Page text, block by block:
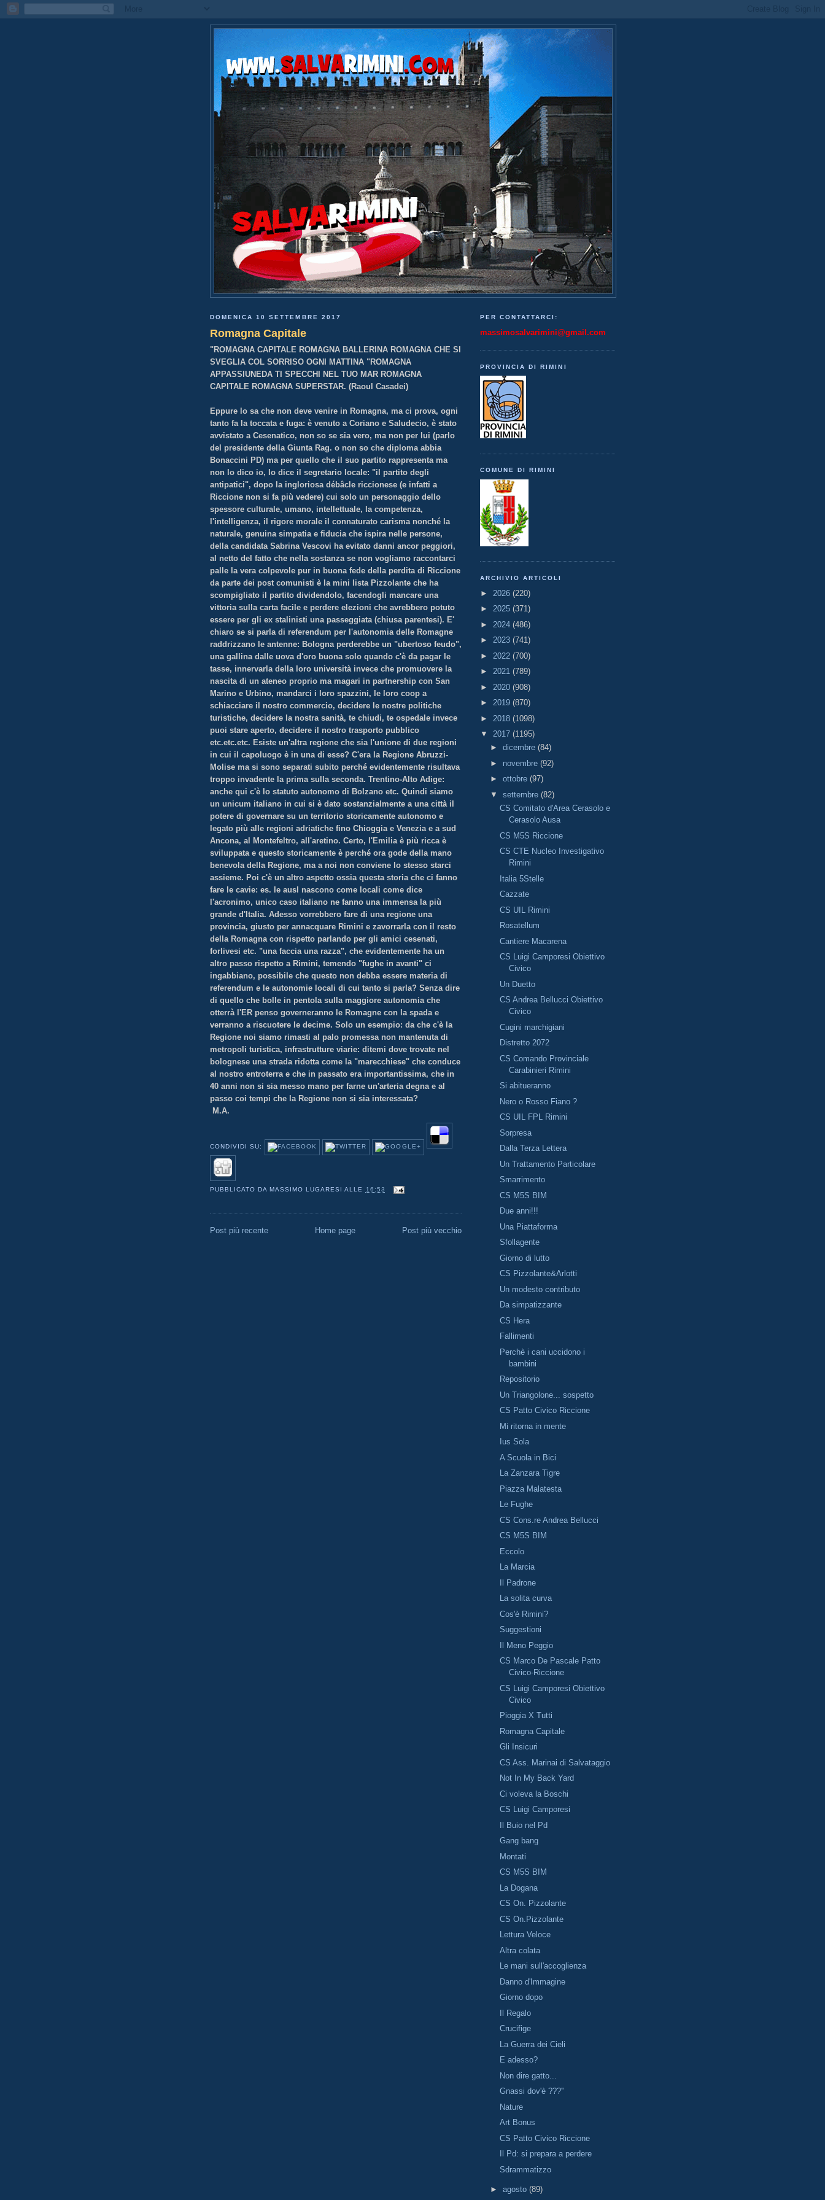
DOMENICA 10 SETTEMBRE 2017
Romagna Capitale
"ROMAGNA CAPITALE ROMAGNA BALLERINA ROMAGNA CHE SI
SVEGLIA COL SORRISO OGNI MATTINA "ROMAGNA
APPASSIUNEDA TI SPECCHI NEL TUO MAR ROMAGNA
CAPITALE ROMAGNA SUPERSTAR. (Raoul Casadei)
Eppure lo sa che non deve venire in Romagna, ma ci prova, ogni
tanto fa la toccata e fuga: è venuto a Coriano e Saludecio, è stato
avvistato a Cesenatico, non so se sia vero, ma non per lui (parlo
del presidente della Giunta Rag. o non so che diploma abbia
Bonaccini PD) ma per quello che il suo partito rappresenta ma
non lo dico io, lo dice il segretario locale: "il partito degli
antipatici", dopo la ingloriosa débâcle riccionese (e infatti a
Riccione non si fa più vedere) cui solo un personaggio dello
spessore culturale, umano, intellettuale, la competenza,
l'intelligenza, il rigore morale il connaturato carisma nonché la
naturale, genuina simpatia e fiducia che ispira nelle persone,
della candidata Sabrina Vescovi ha evitato danni ancor peggiori,
al netto del fatto che nella sostanza se non vogliamo raccontarci
palle la vera colpevole pur in buona fede della perdita di Riccione
da parte dei post comunisti è la mini lista Pizzolante che ha
scompigliato il partito dividendolo, facendogli mancare una
vittoria sulla carta facile e perdere elezioni che avrebbero potuto
essere per gli ex stalinisti una passeggiata (chiusa parentesi). E'
chiaro se si parla di referendum per l'autonomia delle Romagne
raddrizzano le antenne: Bologna perderebbe un "ubertoso feudo",
una gallina dalle uova d'oro buona solo quando c'è da pagar le
tasse, innervarla della loro università invece che promuovere la
nascita di un ateneo proprio ma magari in partnership con San
Marino e Urbino, mandarci i loro spazzini, le loro coop a
schiacciare il nostro commercio, decidere le nostre politiche
turistiche, decidere la nostra sanità, te chiudi, te ospedale invece
puoi stare aperto, decidere il nostro trasporto pubblico
etc.etc.etc. Esiste un'altra regione che sia l'unione di due regioni
in cui il capoluogo è in una di esse? C'era la Regione Abruzzi-
Molise ma si sono separati subito perché evidentemente risultava
troppo invadente la prima sulla seconda. Trentino-Alto Adige:
anche qui c'è lo statuto autonomo di Bolzano etc. Quindi siamo
un unicum italiano in cui si è dato sostanzialmente a una città il
potere di governare su un territorio storicamente autonomo e
legato più alle regioni adriatiche fino Chioggia e Venezia e a sud
Ancona, al Montefeltro, all'aretino. Certo, l'Emilia è più ricca è
sviluppata e questo storicamente è perché ora gode della mano
benevola della Regione, ma a noi non conviene lo stesso starci
assieme. Poi c'è un altro aspetto ossia questa storia che ci fanno
fare le cavie: es. le ausl nascono come locali come dice
l'acronimo, unico caso italiano ne fanno una immensa la più
grande d'Italia. Adesso vorrebbero fare di una regione una
provincia, giusto per annacquare Rimini e zavorrarla con il resto
della Romagna con rispetto parlando per gli amici cesenati,
forlivesi etc. "una faccia una razza", che evidentemente ha un
altro passo rispetto a Rimini, temendo "fughe in avanti" ci
ingabbiano, possibile che questo non debba essere materia di
referendum e le autonomie locali di cui tanto si parla? Senza dire
di quello che bolle in pentola sulla maggiore autonomia che
otterrà l'ER penso governeranno le Romagne con la spada e
verranno a riscuotere le decime. Solo un esempio: da che c'è la
Regione noi siamo rimasti al palo promessa non mantenuta di
metropoli turistica, infrastrutture viarie: ditemi dove trovate nel
bolognese una strada ridotta come la "marecchiese" che conduce
al nostro entroterra e che in passato era importantissima, che in
40 anni non si sia messo mano per farne un'arteria degna e al
passo coi tempi che la Regione non si sia interessata?
M.A.
CONDIVIDI SU:
PUBBLICATO DA MASSIMO LUGARESI ALLE 16:53
Post più recente Post più vecchio
Home page
PER CONTATTARCI:
massimosalvarimini@gmail.com
PROVINCIA DI RIMINI
COMUNE DI RIMINI
ARCHIVIO ARTICOLI
► 2026 (220)
► 2025 (371)
► 2024 (486)
► 2023 (741)
► 2022 (700)
► 2021 (789)
► 2020 (908)
► 2019 (870)
► 2018 (1098)
▼ 2017 (1195)
► dicembre (84)
► novembre (92)
► ottobre (97)
▼ settembre (82)
CS Comitato d'Area Cerasolo e
Cerasolo Ausa
CS M5S Riccione
CS CTE Nucleo Investigativo
Rimini
Italia 5Stelle
Cazzate
CS UIL Rimini
Rosatellum
Cantiere Macarena
CS Luigi Camporesi Obiettivo
Civico
Un Duetto
CS Andrea Bellucci Obiettivo
Civico
Cugini marchigiani
Distretto 2072
CS Comando Provinciale
Carabinieri Rimini
Si abitueranno
Nero o Rosso Fiano ?
CS UIL FPL Rimini
Sorpresa
Dalla Terza Lettera
Un Trattamento Particolare
Smarrimento
CS M5S BIM
Due anni!!!
Una Piattaforma
Sfollagente
Giorno di lutto
CS Pizzolante&Arlotti
Un modesto contributo
Da simpatizzante
CS Hera
Fallimenti
Perchè i cani uccidono i
bambini
Repositorio
Un Triangolone... sospetto
CS Patto Civico Riccione
Mi ritorna in mente
Ius Sola
A Scuola in Bici
La Zanzara Tigre
Piazza Malatesta
Le Fughe
CS Cons.re Andrea Bellucci
CS M5S BIM
Eccolo
La Marcia
Il Padrone
La solita curva
Cos'è Rimini?
Suggestioni
Il Meno Peggio
CS Marco De Pascale Patto
Civico-Riccione
CS Luigi Camporesi Obiettivo
Civico
Pioggia X Tutti
Romagna Capitale
Gli Insicuri
CS Ass. Marinai di Salvataggio
Not In My Back Yard
Ci voleva la Boschi
CS Luigi Camporesi
Il Buio nel Pd
Gang bang
Montati
CS M5S BIM
La Dogana
CS On. Pizzolante
CS On.Pizzolante
Lettura Veloce
Altra colata
Le mani sull'accoglienza
Danno d'Immagine
Giorno dopo
Il Regalo
Crucifige
La Guerra dei Cieli
E adesso?
Non dire gatto...
Gnassi dov'è ???''
Nature
Art Bonus
CS Patto Civico Riccione
Il Pd: si prepara a perdere
Sdrammatizzo
► agosto (89)